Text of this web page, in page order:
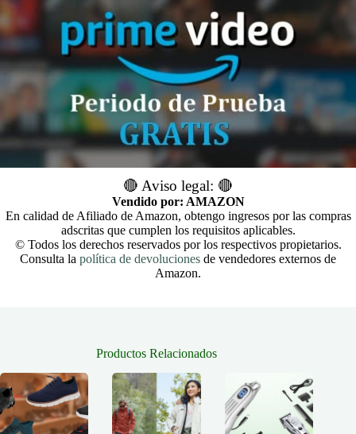
🔴 Aviso legal: 🔴
Vendido por: AMAZON
En calidad de Afiliado de Amazon, obtengo ingresos por las compras
adscritas que cumplen los requisitos aplicables.
© Todos los derechos reservados por los respectivos propietarios.
Consulta la política de devoluciones de vendedores externos de
Amazon.
Productos Relacionados